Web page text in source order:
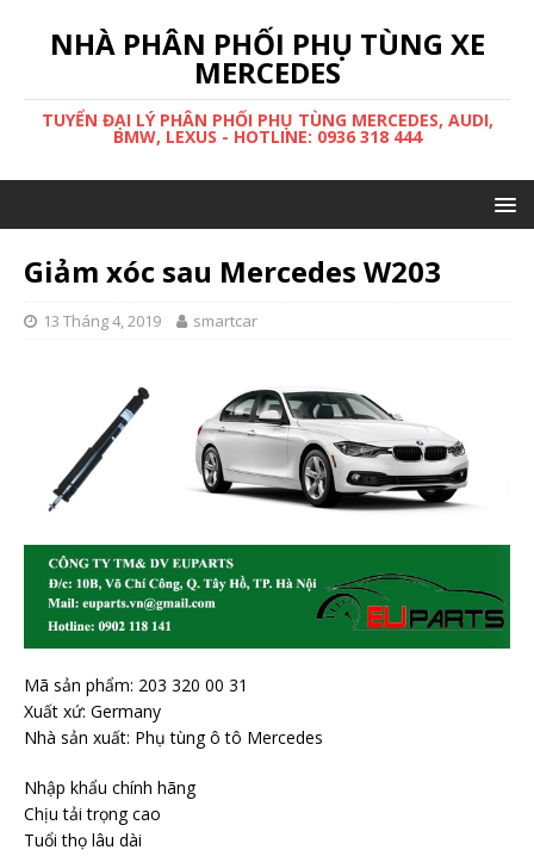
NHÀ PHÂN PHỐI PHỤ TÙNG XE
MERCEDES
TUYỂN ĐẠI LÝ PHÂN PHỐI PHỤ TÙNG MERCEDES, AUDI,
BMW, LEXUS - HOTLINE: 0936 318 444
Giảm xóc sau Mercedes W203
13 Tháng 4, 2019 smartcar
Mã sản phẩm: 203 320 00 31
Xuất xứ: Germany
Nhà sản xuất: Phụ tùng ô tô Mercedes
Nhập khẩu chính hãng
Chịu tải trọng cao
Tuổi thọ lâu dài